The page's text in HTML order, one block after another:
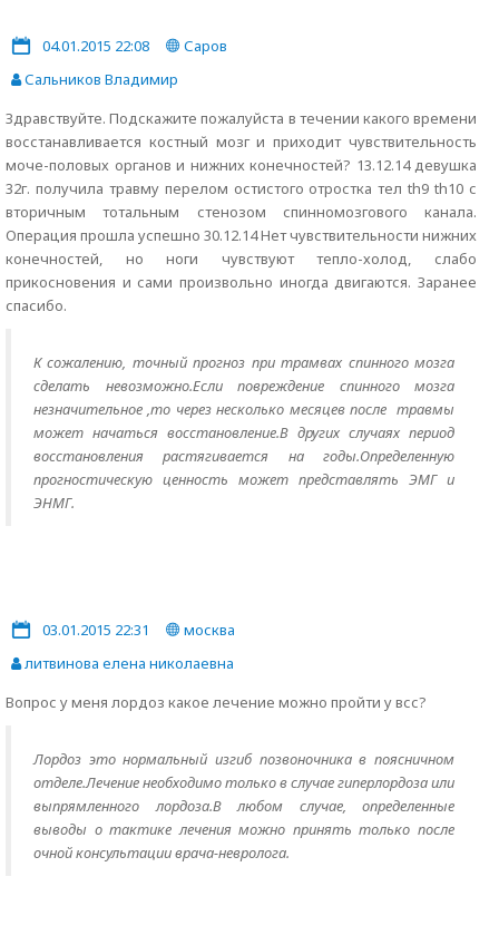
04.01.2015 22:08
Саров
Сальников Владимир
Здравствуйте. Подскажите пожалуйста в течении какого времени
восстанавливается костный мозг и приходит чувствительность
моче-половых органов и нижних конечностей? 13.12.14 девушка
32г. получила травму перелом остистого отростка тел th9 th10 с
вторичным тотальным стенозом спинномозгового канала.
Операция прошла успешно 30.12.14 Нет чувствительности нижних
конечностей, но ноги чувствуют тепло-холод, слабо
прикосновения и сами произвольно иногда двигаются. Заранее
спасибо.
К сожалению, точный прогноз при трамвах спинного мозга
сделать невозможно.Если повреждение спинного мозга
незначительное ,то через несколько месяцев после травмы
может начаться восстановление.В других случаях период
восстановления растягивается на годы.Определенную
прогностическую ценность может представлять ЭМГ и
ЭНМГ.
03.01.2015 22:31
москва
литвинова елена николаевна
Вопрос у меня лордоз какое лечение можно пройти у всс?
Лордоз это нормальный изгиб позвоночника в поясничном
отделе.Лечение необходимо только в случае гиперлордоза или
выпрямленного лордоза.В любом случае, определенные
выводы о тактике лечения можно принять только после
очной консультации врача-невролога.